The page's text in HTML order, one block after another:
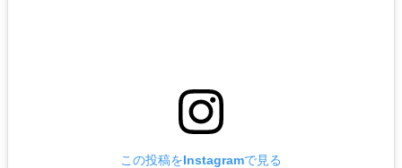
この投稿をInstagramで見る